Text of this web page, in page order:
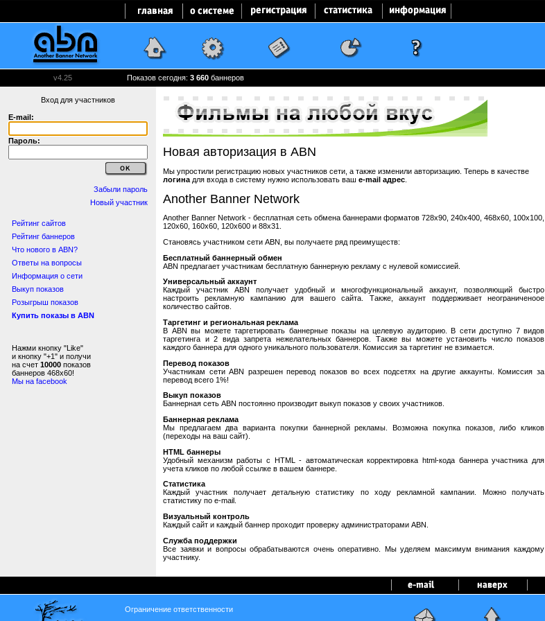
v4.25 Показов сегодня: 3 660 баннеров
Вход для участников
E-mail:
Пароль:
Забыли пароль
Новый участник
Рейтинг сайтов
Рейтинг баннеров
Что нового в ABN?
Ответы на вопросы
Информация о сети
Выкуп показов
Розыгрыш показов
Купить показы в ABN
Нажми кнопку "Like"
и кнопку "+1" и получи
на счет 10000 показов
баннеров 468x60!
Мы на facebook
Новая авторизация в ABN
Мы упростили регистрацию новых участников сети, а также изменили авторизацию. Теперь в качестве
логина для входа в систему нужно использовать ваш e-mail адрес
Another Banner Network
Another Banner Network - бесплатная сеть обмена баннерами форматов 728x90, 240x400, 468x60, 100x100,
120x60, 160x60, 120x600 и 88x31.
Становясь участником сети ABN, вы получаете ряд преимуществ:
Бесплатный баннерный обмен
ABN предлагает участникам бесплатную баннерную рекламу с нулевой комиссией.
Универсальный аккаунт
Каждый участник ABN получает удобный и многофункциональный аккаунт, позволяющий быстро
настроить рекламную кампанию для вашего сайта. Также, аккаунт поддерживает неограниченоое
количество сайтов.
Таргетинг и региональная реклама
В ABN вы можете таргетировать баннерные показы на целевую аудиторию. В сети доступно 7 видов
таргетинга и 2 вида запрета нежелательных баннеров. Также вы можете установить число показов
каждого баннера для одного уникального пользователя. Комиссия за таргетинг не взимается.
Перевод показов
Участникам сети ABN разрешен перевод показов во всех подсетях на другие аккаунты. Комиссия за
перевод всего 1%!
Выкуп показов
Баннерная сеть ABN постоянно производит выкуп показов у своих участников.
Баннерная реклама
Мы предлагаем два варианта покупки баннерной рекламы. Возможна покупка показов, либо кликов
(переходы на ваш сайт).
HTML баннеры
Удобный механизм работы с HTML - автоматическая корректировка html-кода баннера участника для
учета кликов по любой ссылке в вашем баннере.
Статистика
Каждый участник получает детальную статистику по ходу рекламной кампании. Можно получать
статистику по e-mail.
Визуальный контроль
Каждый сайт и каждый баннер проходит проверку администраторами ABN.
Служба поддержки
Все заявки и вопросы обрабатываются очень оперативно. Мы уделяем максимум внимания каждому
участнику.
Ограничение ответственности